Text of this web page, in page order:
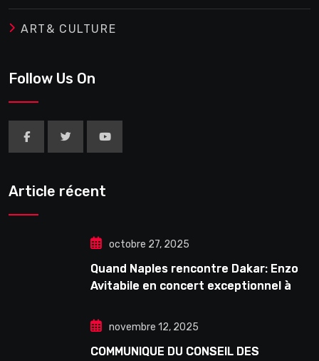
ART& CULTURE
Follow Us On
Article récent
octobre 27, 2025
Quand Naples rencontre Dakar: Enzo
Avitabile en concert exceptionnel à
novembre 12, 2025
COMMUNIQUE DU CONSEIL DES